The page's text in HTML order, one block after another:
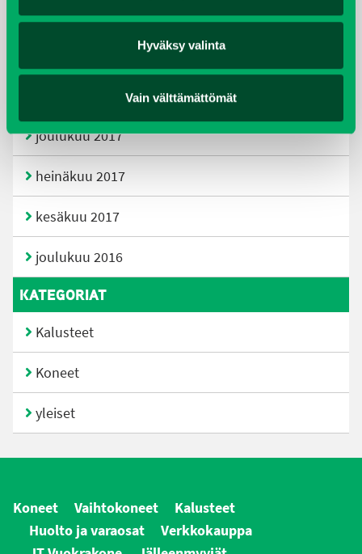
Hyväksy valinta
Vain välttämättömät
helmikuu 2019
tammikuu 2018
joulukuu 2017
heinäkuu 2017
kesäkuu 2017
joulukuu 2016
KATEGORIAT
Kalusteet
Koneet
yleiset
Koneet Vaihtokoneet
Kalusteet
Huolto ja varaosat
Verkkokauppa